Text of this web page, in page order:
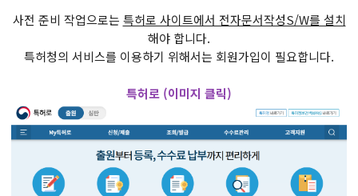
사전 준비 작업으로는 특허로 사이트에서 전자문서작성S/W를 설치
해야 합니다.
​특허청의 서비스를 이용하기 위해서는 회원가입이 필요합니다.
특허로 (이미지 클릭)